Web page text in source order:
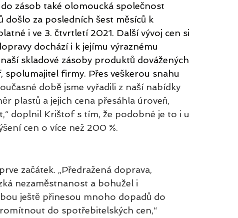
zásob také olomoucká společnost
došlo za posledních šest měsíců k
i ve 3. čtvrtletí 2021. Další vývoj cen si
dochází i k jejímu výraznému
skladové zásoby produktů dovážených
spolumajitel firmy. Přes veškerou snahu
době jsme vyřadili z naší nabídky
plastů a jejich cena přesáhla úroveň,
doplnil Krištof s tím, že podobné je to i u
cen o více než 200 %.
začátek. „Předražená doprava,
nezaměstnanost a bohužel i
ještě přinesou mnoho dopadů do
do spotřebitelských cen,“